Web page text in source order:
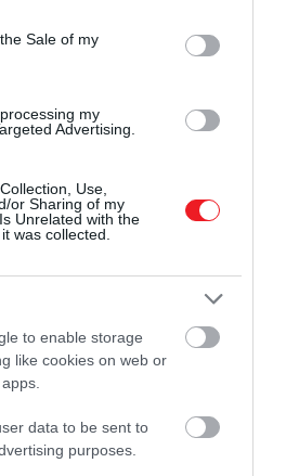
purposes in below Google
Sale of my
my
Advertising.
Use,
or Sharing of my
Unrelated with the
was collected.
to enable storage
like cookies on web or
data to be sent to
purposes.
között az ünnepi héten
készülnek, mint például a
kerti party
családi programokkal
„édes kézműveskedéssel”,
a gyerekeknek, közös kerti
A hét folyamán
Émileikonikus fogásait
Émile”menü keretében,
a kezdet: egész évben
készülnek vendégeik
arra, amit ez alatt a 10 év
szeretnének